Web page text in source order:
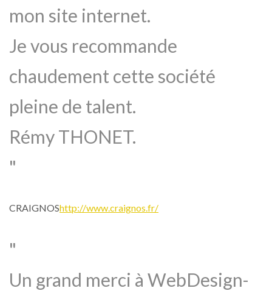
mon site internet.
Je vous recommande
chaudement cette société
pleine de talent.
Rémy THONET.
CRAIGNOShttp://www.craignos.fr/
Un grand merci à WebDesign-